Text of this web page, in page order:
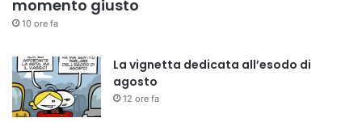
momento giusto
10 ore fa
La vignetta dedicata all’esodo di
agosto
12 ore fa